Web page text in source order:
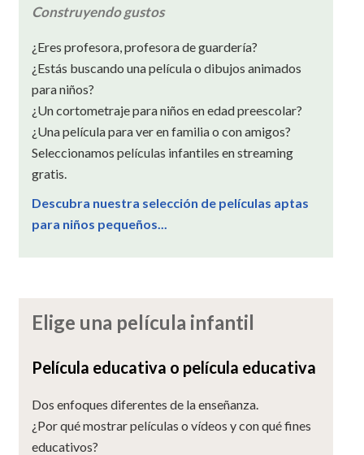
Construyendo gustos
¿Eres profesora, profesora de guardería?
¿Estás buscando una película o dibujos animados
para niños?
¿Un cortometraje para niños en edad preescolar?
¿Una película para ver en familia o con amigos?
Seleccionamos películas infantiles en streaming
gratis.
Descubra nuestra selección de películas aptas
para niños pequeños...
Elige una película infantil
Película educativa o película educativa
Dos enfoques diferentes de la enseñanza.
¿Por qué mostrar películas o vídeos y con qué fines
educativos?